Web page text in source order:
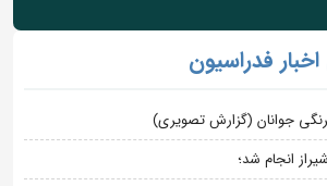
فدراسیون
جوانان (گزارش تصویری)
انجام شد؛